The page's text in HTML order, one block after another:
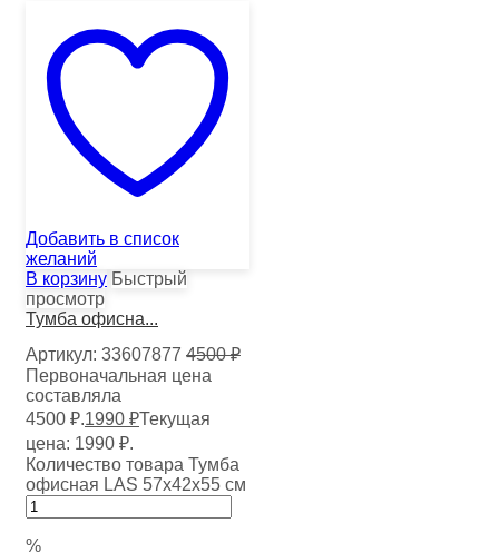
Добавить в список
желаний
В корзину Быстрый
просмотр
Тумба офисна...
Артикул: 33607877 4500₽
Первоначальная цена
составляла
4500 ₽.1990 ₽Текущая
цена: 1990 ₽.
Количество товара Тумба
офисная LAS 57х42х55 см
%